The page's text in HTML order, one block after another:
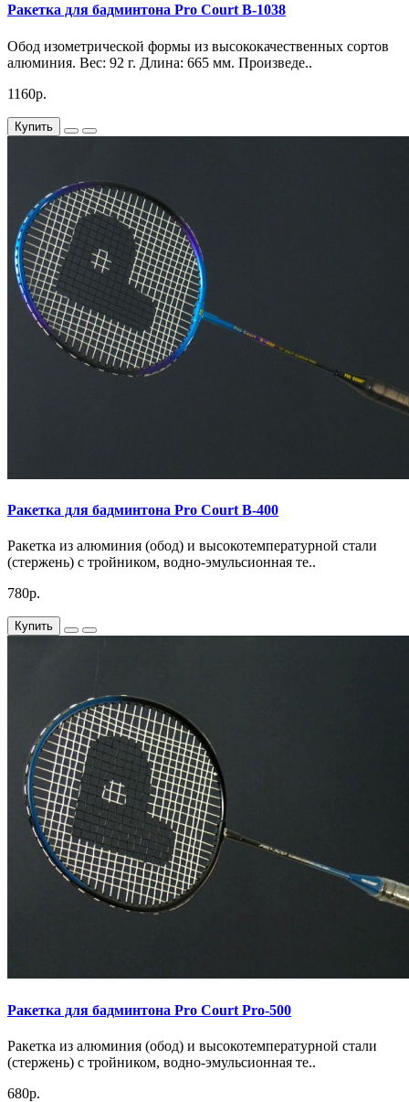
Ракетка для бадминтона Pro Court B-1038
Обод изометрической формы из высококачественных сортов
алюминия. Вес: 92 г. Длина: 665 мм. Произведе..
1160р.
Купить
Ракетка для бадминтона Pro Court B-400
Ракетка из алюминия (обод) и высокотемпературной стали
(стержень) с тройником, водно-эмульсионная те..
780р.
Купить
Ракетка для бадминтона Pro Court Pro-500
Ракетка из алюминия (обод) и высокотемпературной стали
(стержень) с тройником, водно-эмульсионная те..
680р.